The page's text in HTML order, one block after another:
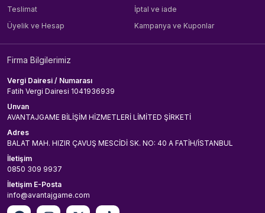
Teslimat
İptal ve iade
Üyelik ve Hesap
Kampanya ve Kuponlar
Firma Bilgilerimiz
Vergi Dairesi / Numarası
Fatih Vergi Dairesi 1041936939
Unvan
AVANTAJGAME BİLİŞİM HİZMETLERİ LİMİTED ŞİRKETİ
Adres
BALAT MAH. HIZIR ÇAVUŞ MESCİDİ SK. NO: 40 A FATİH/İSTANBUL
İletişim
0850 309 9937
İletişim E-Posta
info@avantajgame.com